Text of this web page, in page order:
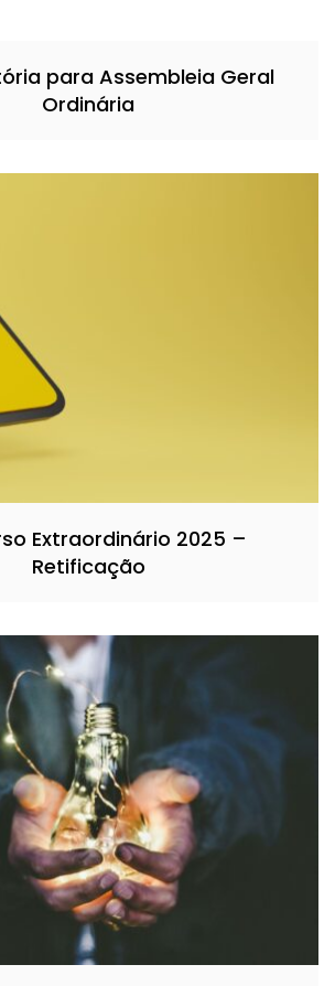
para Assembleia Geral
Ordinária
Extraordinário 2025 –
Retificação